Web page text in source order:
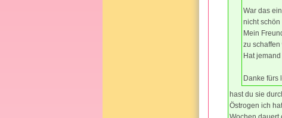
War das
nicht schön
Mein
zu
Hat
Danke fürs
hast du sie
Östrogen ich